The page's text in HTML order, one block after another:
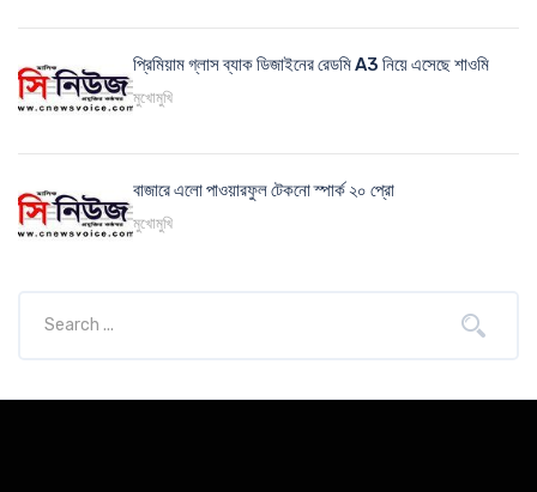
প্রিমিয়াম গ্লাস ব্যাক ডিজাইনের রেডমি A3 নিয়ে এসেছে শাওমি
মুখোমুখি
বাজারে এলো পাওয়ারফুল টেকনো স্পার্ক ২০ প্রো
মুখোমুখি